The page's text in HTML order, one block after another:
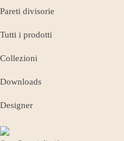
Pareti divisorie
Tutti i prodotti
Collezioni
Downloads
Designer